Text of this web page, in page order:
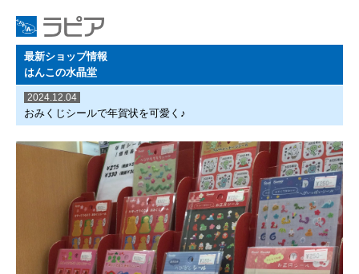
最新ショップ情報
はんこの水晶堂
2024.12.04
おみくじシールで年賀状を可愛く♪